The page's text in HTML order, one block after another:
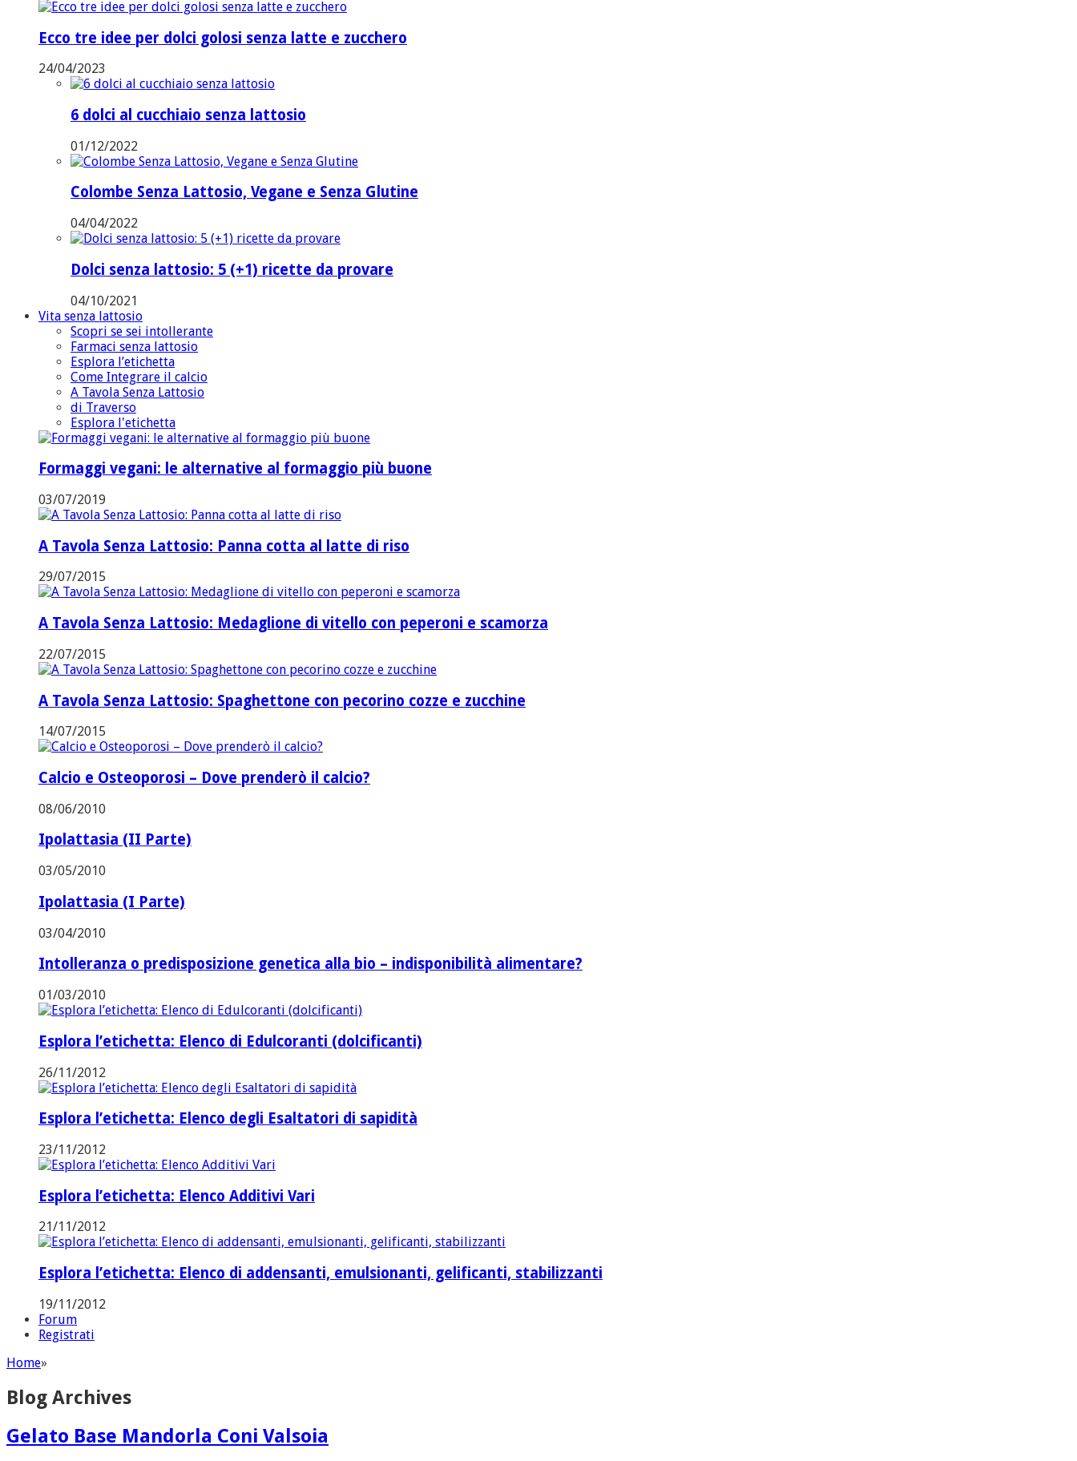
Ecco tre idee per dolci golosi senza latte e zucchero
24/04/2023
6 dolci al cucchiaio senza lattosio
01/12/2022
Colombe Senza Lattosio, Vegane e Senza Glutine
04/04/2022
Dolci senza lattosio: 5 (+1) ricette da provare
04/10/2021
Vita senza lattosio
Scopri se sei intollerante
Farmaci senza lattosio
Esplora l’etichetta
Come Integrare il calcio
A Tavola Senza Lattosio
di Traverso
Esplora l'etichetta
Formaggi vegani: le alternative al formaggio più buone
03/07/2019
A Tavola Senza Lattosio: Panna cotta al latte di riso
29/07/2015
A Tavola Senza Lattosio: Medaglione di vitello con peperoni e scamorza
22/07/2015
A Tavola Senza Lattosio: Spaghettone con pecorino cozze e zucchine
14/07/2015
Calcio e Osteoporosi – Dove prenderò il calcio?
08/06/2010
Ipolattasia (II Parte)
03/05/2010
Ipolattasia (I Parte)
03/04/2010
Intolleranza o predisposizione genetica alla bio – indisponibilità alimentare?
01/03/2010
Esplora l’etichetta: Elenco di Edulcoranti (dolcificanti)
26/11/2012
Esplora l’etichetta: Elenco degli Esaltatori di sapidità
23/11/2012
Esplora l’etichetta: Elenco Additivi Vari
21/11/2012
Esplora l’etichetta: Elenco di addensanti, emulsionanti, gelificanti, stabilizzanti
19/11/2012
Forum
Registrati
Home»
Blog Archives
Gelato Base Mandorla Coni Valsoia